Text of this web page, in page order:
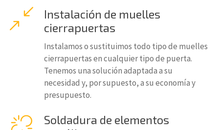
Instalación de muelles
cierrapuertas
Instalamos o sustituimos todo tipo de muelles
cierrapuertas en cualquier tipo de puerta.
Tenemos una solución adaptada a su
necesidad y, por supuesto, a su economía y
presupuesto.
Soldadura de elementos